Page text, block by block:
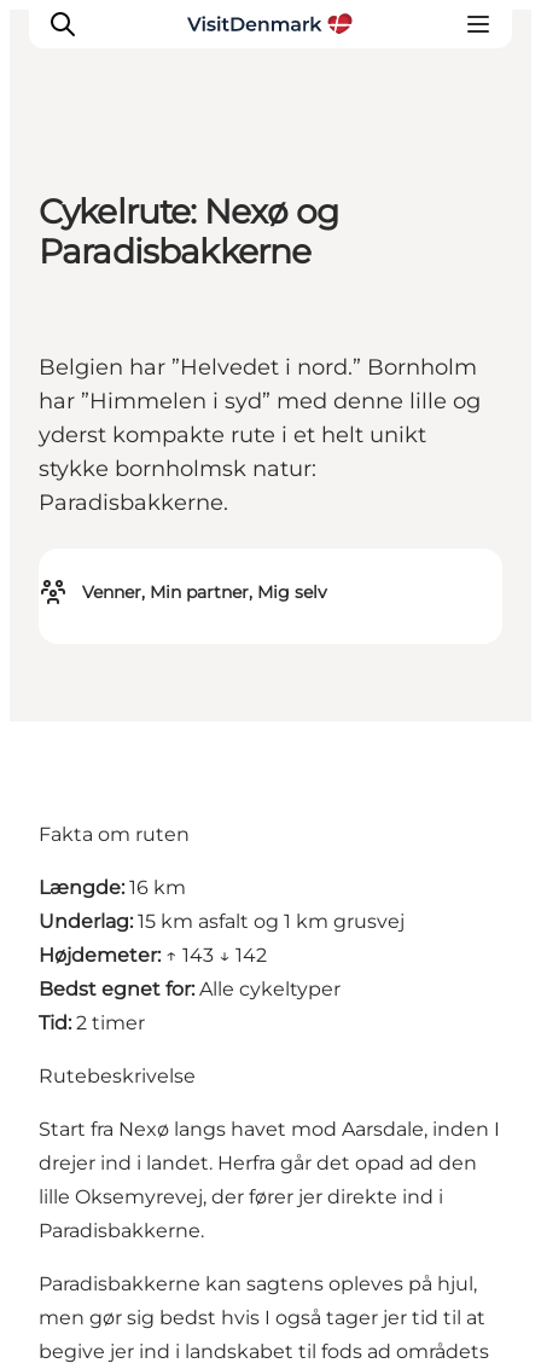
Inspirasjon
Reisemål
Aktiviteter
Cykelrute: Nexø og
Paradisbakkerne
Belgien har ”Helvedet i nord.” Bornholm
har ”Himmelen i syd” med denne lille og
yderst kompakte rute i et helt unikt
stykke bornholmsk natur:
Paradisbakkerne.
Venner, Min partner, Mig selv
Fakta om ruten
Længde: 16 km
Underlag: 15 km asfalt og 1 km grusvej
Højdemeter: ↑ 143 ↓ 142
Bedst egnet for: Alle cykeltyper
Tid: 2 timer
Rutebeskrivelse
Start fra Nexø langs havet mod Aarsdale, inden I
drejer ind i landet. Herfra går det opad ad den
lille Oksemyrevej, der fører jer direkte ind i
Paradisbakkerne.
Paradisbakkerne kan sagtens opleves på hjul,
men gør sig bedst hvis I også tager jer tid til at
begive jer ind i landskabet til fods ad områdets